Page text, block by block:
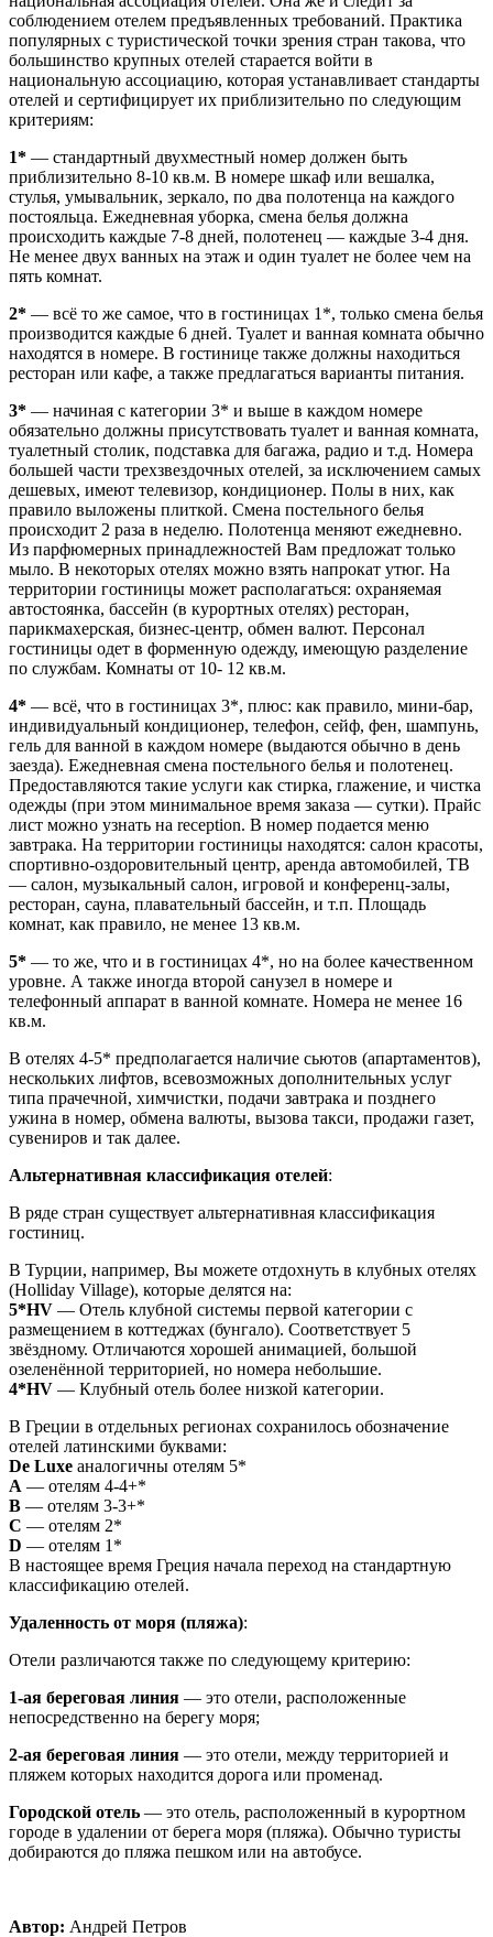
соблюдением отелем предъявленных требований. Практика
популярных с туристической точки зрения стран такова, что
большинство крупных отелей старается войти в
национальную ассоциацию, которая устанавливает стандарты
отелей и сертифицирует их приблизительно по следующим
критериям:
1* — стандартный двухместный номер должен быть
приблизительно 8-10 кв.м. В номере шкаф или вешалка,
стулья, умывальник, зеркало, по два полотенца на каждого
постояльца. Ежедневная уборка, смена белья должна
происходить каждые 7-8 дней, полотенец — каждые 3-4 дня.
Не менее двух ванных на этаж и один туалет не более чем на
пять комнат.
2* — всё то же самое, что в гостиницах 1*, только смена белья
производится каждые 6 дней. Туалет и ванная комната обычно
находятся в номере. В гостинице также должны находиться
ресторан или кафе, а также предлагаться варианты питания.
3* — начиная с категории 3* и выше в каждом номере
обязательно должны присутствовать туалет и ванная комната,
туалетный столик, подставка для багажа, радио и т.д. Номера
большей части трехзвездочных отелей, за исключением самых
дешевых, имеют телевизор, кондиционер. Полы в них, как
правило выложены плиткой. Смена постельного белья
происходит 2 раза в неделю. Полотенца меняют ежедневно.
Из парфюмерных принадлежностей Вам предложат только
мыло. В некоторых отелях можно взять напрокат утюг. На
территории гостиницы может располагаться: охраняемая
автостоянка, бассейн (в курортных отелях) ресторан,
парикмахерская, бизнес-центр, обмен валют. Персонал
гостиницы одет в форменную одежду, имеющую разделение
по службам. Комнаты от 10- 12 кв.м.
4* — всё, что в гостиницах 3*, плюс: как правило, мини-бар,
индивидуальный кондиционер, телефон, сейф, фен, шампунь,
гель для ванной в каждом номере (выдаются обычно в день
заезда). Ежедневная смена постельного белья и полотенец.
Предоставляются такие услуги как стирка, глажение, и чистка
одежды (при этом минимальное время заказа — сутки). Прайс
лист можно узнать на reception. В номер подается меню
завтрака. На территории гостиницы находятся: салон красоты,
спортивно-оздоровительный центр, аренда автомобилей, ТВ
— салон, музыкальный салон, игровой и конференц-залы,
ресторан, сауна, плавательный бассейн, и т.п. Площадь
комнат, как правило, не менее 13 кв.м.
5* — то же, что и в гостиницах 4*, но на более качественном
уровне. А также иногда второй санузел в номере и
телефонный аппарат в ванной комнате. Номера не менее 16
кв.м.
В отелях 4-5* предполагается наличие сьютов (апартаментов),
нескольких лифтов, всевозможных дополнительных услуг
типа прачечной, химчистки, подачи завтрака и позднего
ужина в номер, обмена валюты, вызова такси, продажи газет,
сувениров и так далее.
Альтернативная классификация отелей:
В ряде стран существует альтернативная классификация
гостиниц.
В Турции, например, Вы можете отдохнуть в клубных отелях
(Holliday Village), которые делятся на:
5*HV — Отель клубной системы первой категории с
размещением в коттеджах (бунгало). Cоответствует 5
звёздному. Отличаются хорошей анимацией, большой
озеленённой территорией, но номера небольшие.
4*HV — Клубный отель более низкой категории.
В Греции в отдельных регионах сохранилось обозначение
отелей латинскими буквами:
De Luxe аналогичны отелям 5*
А — отелям 4-4+*
В — отелям 3-3+*
С — отелям 2*
D — отелям 1*
В настоящее время Греция начала переход на стандартную
классификацию отелей.
Удаленность от моря (пляжа):
Отели различаются также по следующему критерию:
1-ая береговая линия — это отели, расположенные
непосредственно на берегу моря;
2-ая береговая линия — это отели, между территорией и
пляжем которых находится дорога или променад.
Городской отель — это отель, расположенный в курортном
городе в удалении от берега моря (пляжа). Обычно туристы
добираются до пляжа пешком или на автобусе.
Автор: Андрей Петров